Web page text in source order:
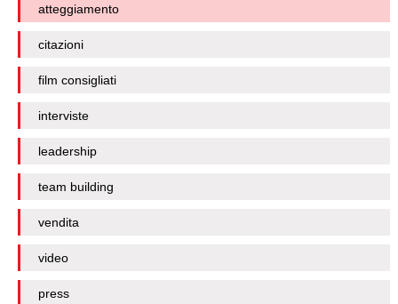
atteggiamento
citazioni
film consigliati
interviste
leadership
team building
vendita
video
press